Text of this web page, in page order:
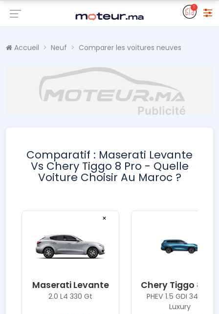
0
Accueil Neuf Comparer les voitures neuves
Comparatif : Maserati Levante
Vs Chery Tiggo 8 Pro - Quelle
Voiture Choisir Au Maroc ?
×
Maserati Levante
2.0 L4 330 Gt
Chery Tiggo 8 Pro
PHEV 1.5 GDI 346 AT
Luxury